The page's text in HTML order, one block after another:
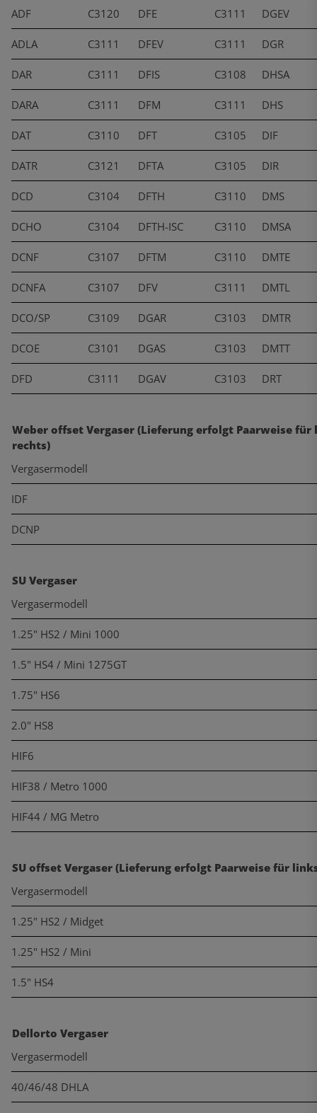
ADF C3120 DFE C3111 DGEV
ADLA C3111 DFEV C3111 DGR
DAR C3111 DFIS C3108 DHSA
DARA C3111 DFM C3111 DHS
DAT C3110 DFT C3105 DIF
DATR C3121 DFTA C3105 DIR
DCD C3104 DFTH C3110 DMS
DCHO C3104 DFTH-ISC C3110 DMSA
DCNF C3107 DFTM C3110 DMTE
DCNFA C3107 DFV C3111 DMTL
DCO/SP C3109 DGAR C3103 DMTR
DCOE C3101 DGAS C3103 DMTT
DFD C3111 DGAV C3103 DRT
Weber offset Vergaser (Lieferung erfolgt Paarweise für
rechts)
Vergasermodell
IDF
DCNP
SU Vergaser
Vergasermodell
1.25" HS2 / Mini 1000
1.5" HS4 / Mini 1275GT
1.75" HS6
2.0" HS8
HIF6
HIF38 / Metro 1000
HIF44 / MG Metro
SU offset Vergaser (Lieferung erfolgt Paarweise für
Vergasermodell
1.25" HS2 / Midget
1.25" HS2 / Mini
1.5" HS4
Dellorto Vergaser
Vergasermodell
40/46/48 DHLA